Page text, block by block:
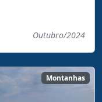
Outubro/2024
Montanhas